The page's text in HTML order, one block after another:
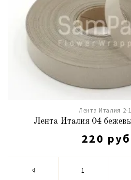
Лента Италия 2-
Лента Италия 04
220